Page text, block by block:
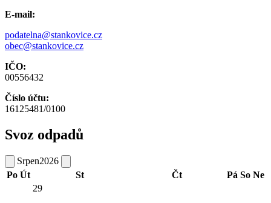
E-mail:
podatelna@stankovice.cz
obec@stankovice.cz
IČO:
00556432
Číslo účtu:
16125481/0100
Svoz odpadů
Srpen2026
Po Út St Čt Pá So Ne
29